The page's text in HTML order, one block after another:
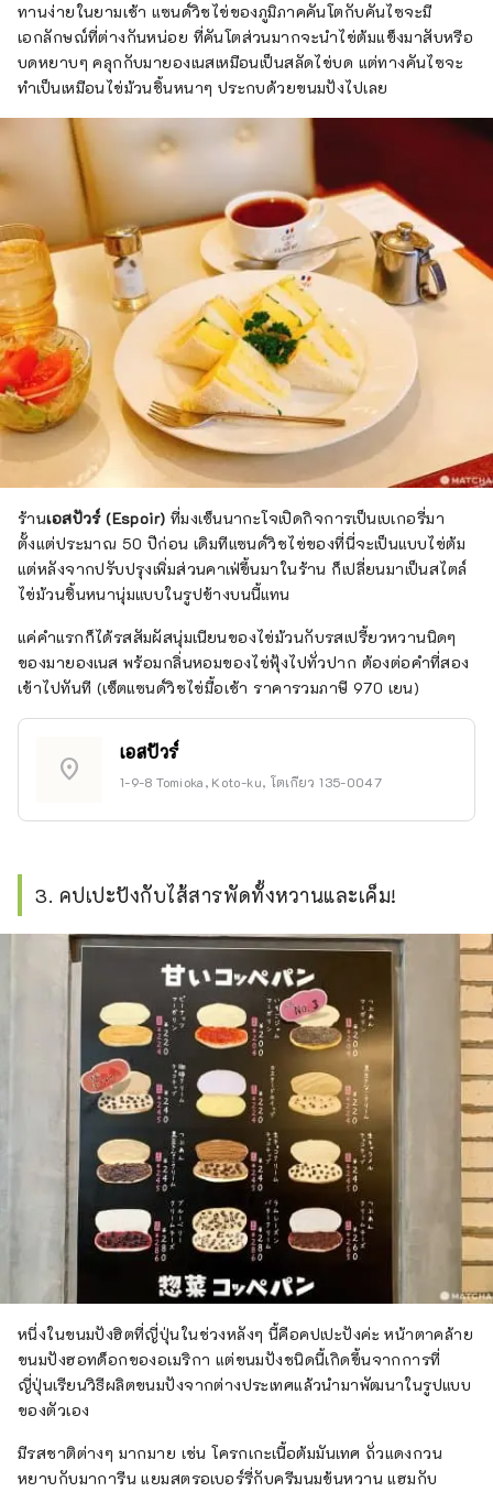
ทานง่ายในยามเช้า แซนด์วิชไข่ของภูมิภาคคันโตกับคันไซจะมี
เอกลักษณ์ที่ต่างกันหน่อย ที่คันโตส่วนมากจะนำไข่ต้มแข็งมาสับหรือ
บดหยาบๆ คลุกกับมายองเนสเหมือนเป็นสลัดไข่บด แต่ทางคันไซจะ
ทำเป็นเหมือนไข่ม้วนชิ้นหนาๆ ประกบด้วยขนมปังไปเลย
ร้านเอสปัวร์ (Espoir) ที่มงเซ็นนากะโจเปิดกิจการเป็นเบเกอรี่มา
ตั้งแต่ประมาณ 50 ปีก่อน เดิมทีแซนด์วิชไข่ของที่นี่จะเป็นแบบไข่ต้ม
แต่หลังจากปรับปรุงเพิ่มส่วนคาเฟ่ขึ้นมาในร้าน ก็เปลี่ยนมาเป็นสไตล์
ไข่ม้วนชิ้นหนานุ่มแบบในรูปข้างบนนี้แทน
แค่คำแรกก็ได้รสสัมผัสนุ่มเนียนของไข่ม้วนกับรสเปรี้ยวหวานนิดๆ
ของมายองเนส พร้อมกลิ่นหอมของไข่ฟุ้งไปทั่วปาก ต้องต่อคำที่สอง
เข้าไปทันที (เซ็ตแซนด์วิชไข่มื้อเช้า ราคารวมภาษี 970 เยน)
location_on
เอสปัวร์
1-9-8 Tomioka, Koto-ku, โตเกียว 135-0047
3. คปเปะปังกับไส้สารพัดทั้งหวานและเค็ม!
หนึ่งในขนมปังฮิตที่ญี่ปุ่นในช่วงหลังๆ นี้คือคปเปะปังค่ะ หน้าตาคล้าย
ขนมปังฮอทด็อกของอเมริกา แต่ขนมปังชนิดนี้เกิดขึ้นจากการที่
ญี่ปุ่นเรียนวิธีผลิตขนมปังจากต่างประเทศแล้วนำมาพัฒนาในรูปแบบ
ของตัวเอง
มีรสชาติต่างๆ มากมาย เช่น โครกเกะเนื้อต้มมันเทศ ถั่วแดงกวน
หยาบกับมาการีน แยมสตรอเบอร์รี่กับครีมนมข้นหวาน แฮมกับ